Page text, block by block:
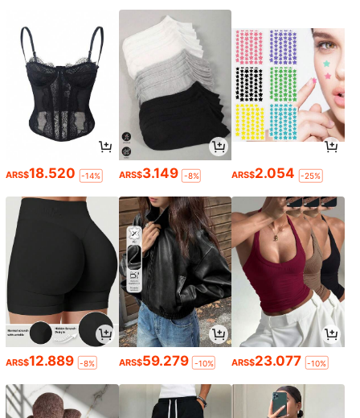
ARS$18.520 -14% ARS$3.149 -8% ARS$2.054 -25%
ARS$12.889 -8% ARS$59.279 -10% ARS$23.077 -10%